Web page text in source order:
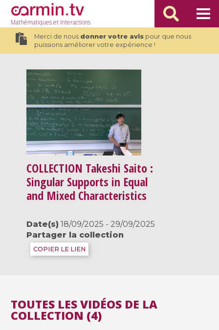
Mathématiqueset Interactions
Merci de nous donner votre avispour que nous
puissions améliorer votre expérience !
COLLECTION Takeshi Saito :
Singular Supports in Equal
and Mixed Characteristics
Date(s) 18/09/2025 - 29/09/2025
Partager la collection
COPIER LE LIEN
TOUTES LES VIDÉOS DE LA
COLLECTION (4)